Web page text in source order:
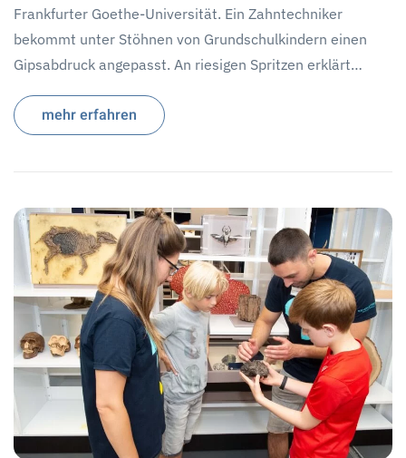
Frankfurter Goethe-Universität. Ein Zahntechniker
bekommt unter Stöhnen von Grundschulkindern einen
Gipsabdruck angepasst. An riesigen Spritzen erklärt…
mehr erfahren